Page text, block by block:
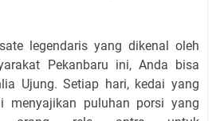
legendaris yang dikenal oleh
Pekanbaru ini, Anda bisa
Ujung. Setiap hari, kedai yang
menyajikan puluhan porsi yang